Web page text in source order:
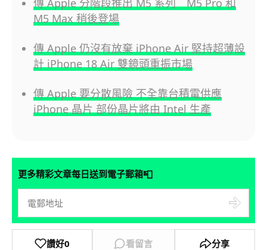
傳 Apple 分階段推出 M5 系列 M5 Pro 和
M5 Max 稍後登場
傳 Apple 仍沒有放棄 iPhone Air 堅持超薄設
計 iPhone 18 Air 雙鏡頭重振市場
傳 Apple 要分散風險 不全靠台積電供應
iPhone 晶片 部份晶片將由 Intel 生產
更多精彩文章每日送到電子郵箱📮
讚好0 看留言 分享